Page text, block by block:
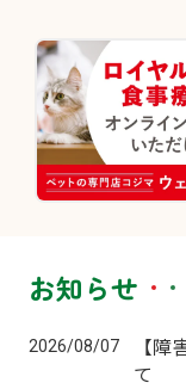
お知らせ
2026/08/07
【
て